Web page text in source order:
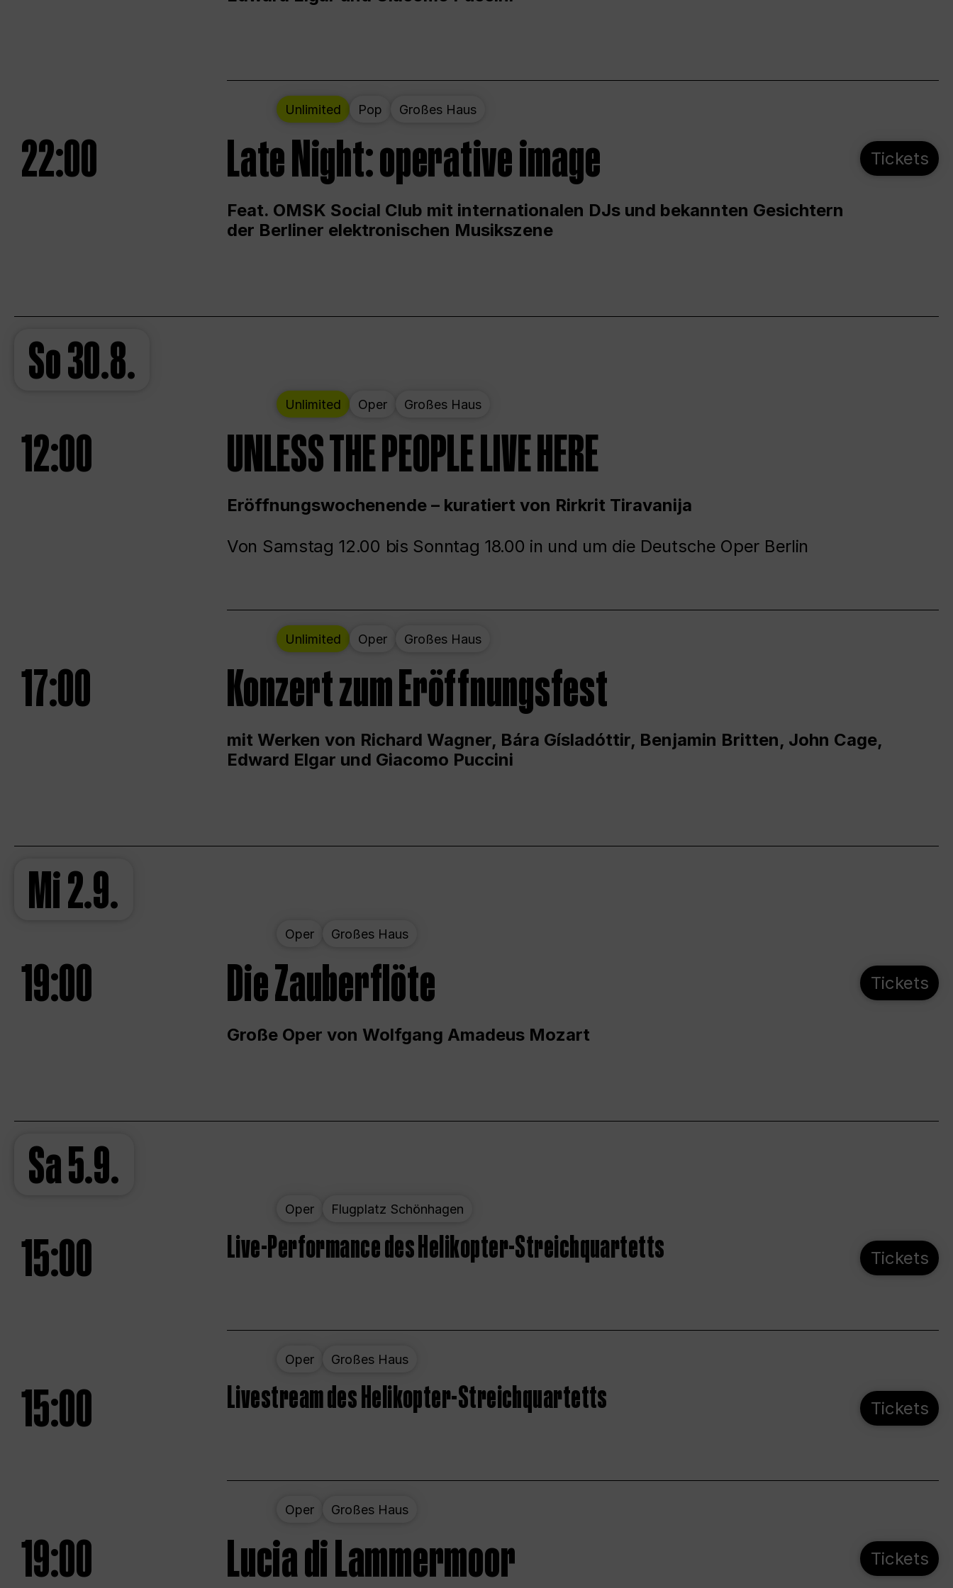
Unlimited Pop Großes Haus
22:00 Late Night: operative image
Feat. OMSK Social Club mit internationalen DJs und bekannten Gesichtern
der Berliner elektronischen Musikszene
Tickets
So30.8.
Unlimited Oper Großes Haus
12:00 UNLESS THE PEOPLE LIVE HERE
Eröffnungswochenende – kuratiert von Rirkrit Tiravanija
Von Samstag 12.00 bis Sonntag 18.00 in und um die Deutsche Oper Berlin
Unlimited Oper Großes Haus
17:00 Konzert zum Eröffnungsfest
mit Werken von Richard Wagner, Bára Gísladóttir, Benjamin Britten, John Cage,
Edward Elgar und Giacomo Puccini
Mi2.9.
Oper Großes Haus
19:00 Die Zauberflöte
Große Oper von Wolfgang Amadeus Mozart
Tickets
Sa5.9.
Oper Flugplatz Schönhagen
15:00 Live-Performance des Helikopter-Streichquartetts Tickets
Oper Großes Haus
15:00 Livestream des Helikopter-Streichquartetts Tickets
Oper Großes Haus
19:00 Lucia di Lammermoor Tickets